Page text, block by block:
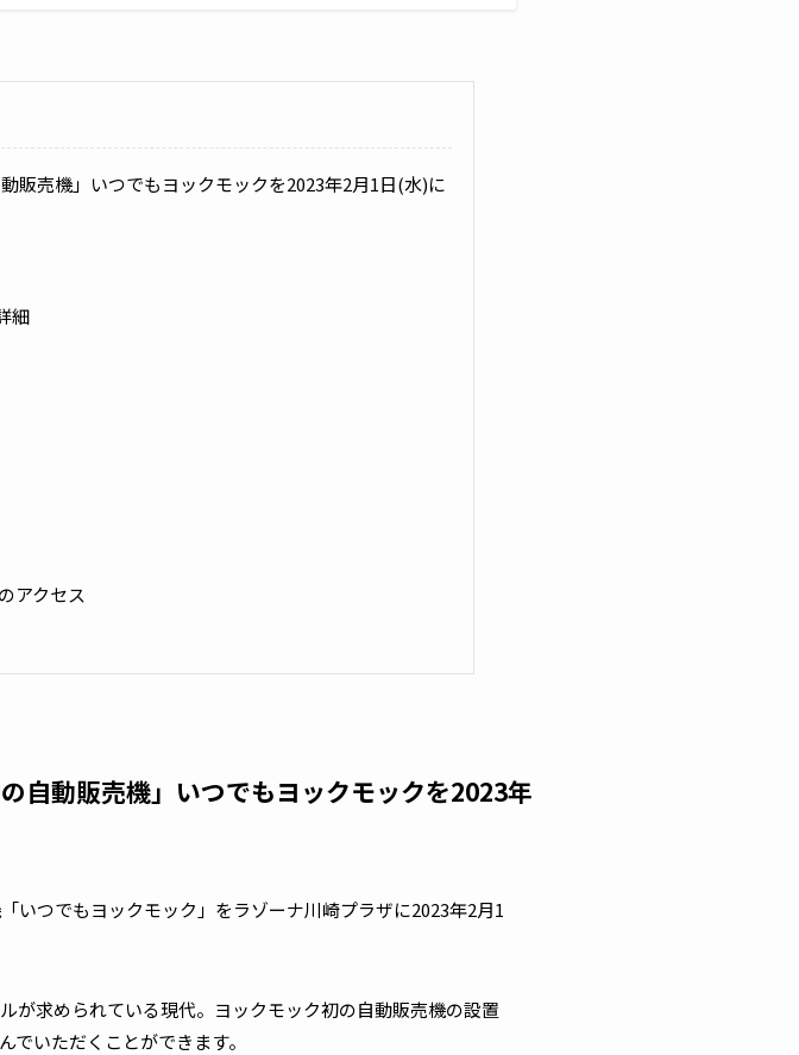
販売機」いつでもヨックモックを2023年2月1日(水)に
細
アクセス
自動販売機」いつでもヨックモックを2023年
いつでもヨックモック」をラゾーナ川崎プラザに2023年2月1
が求められている現代。ヨックモック初の自動販売機の設置
いただくことができます。